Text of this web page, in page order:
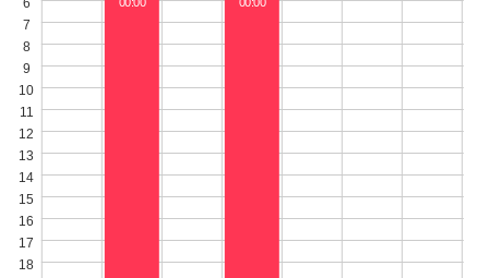
6
7
8
9
10
11
12
13
14
15
16
17
18